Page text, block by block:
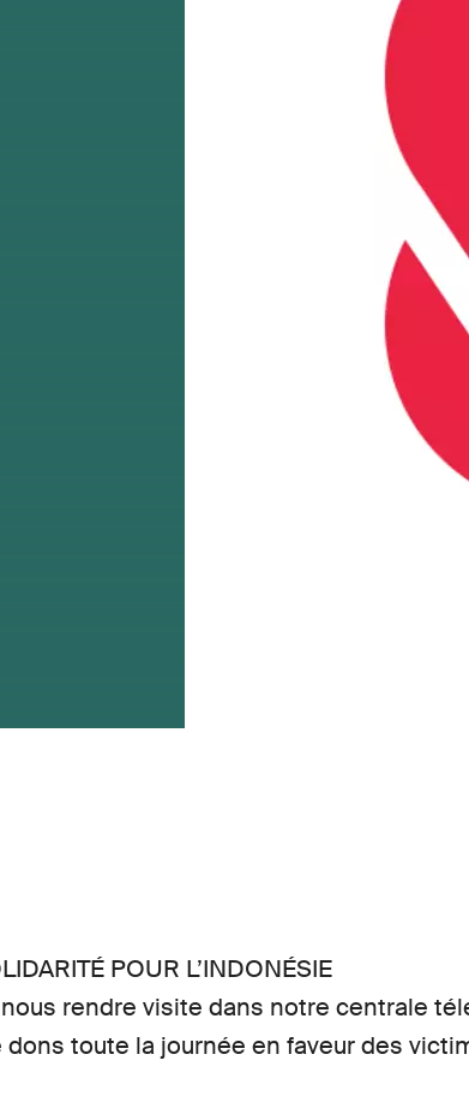
POUR L’INDONÉSIE
rendre visite dans notre centrale
toute la journée en faveur des